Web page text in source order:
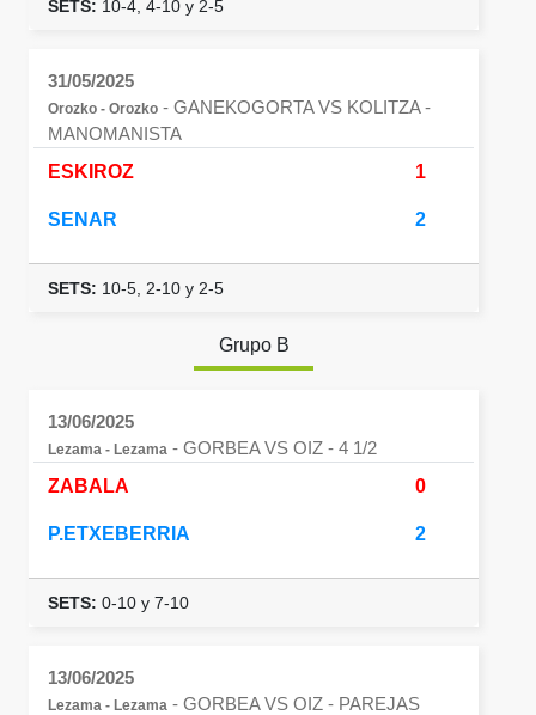
SETS: 10-4, 4-10 y 2-5
31/05/2025
Orozko - Orozko - GANEKOGORTA VS KOLITZA-
MANOMANISTA
ESKIROZ
1
SENAR 2
SETS: 10-5, 2-10 y 2-5
Grupo B
13/06/2025
Lezama - Lezama - GORBEA VS OIZ - 4 1/2
ZABALA
0
P.ETXEBERRIA 2
SETS: 0-10 y 7-10
13/06/2025
Lezama - Lezama - GORBEA VS OIZ - PAREJAS